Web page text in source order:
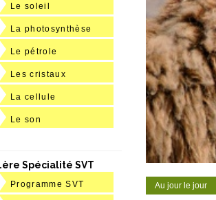
Au jour le jour
Le soleil
La photosynthèse
Le pétrole
Les cristaux
La cellule
Le son
Spécialité SVT
Programme SVT